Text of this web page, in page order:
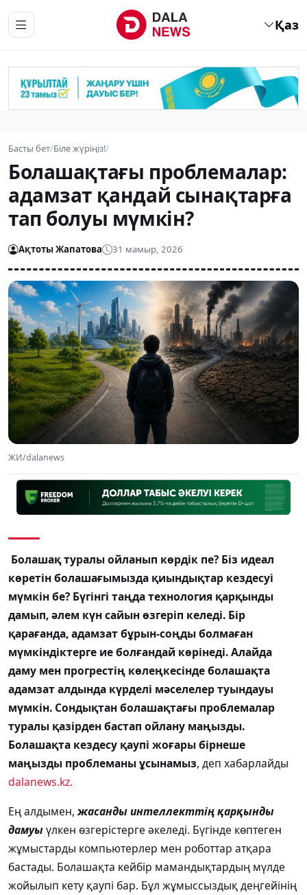
Қаз
Басты бет/Біле жүріңіз!/
Болашақтағы проблемалар:
адамзат қандай сынақтарға
тап болуы мүмкін?
Ақтоты Жапатова 31 мамыр, 2026
ЖИ/dalanews
Болашақ туралы ойланып көрдік пе? Біз идеал
көретін болашағымызда қиындықтар кездесуі
мүмкін бе? Бүгінгі таңда технология қарқынды
дамып, әлем күн сайын өзгеріп келеді. Бір
қарағанда, адамзат бұрын-соңды болмаған
мүмкіндіктерге ие болғандай көрінеді. Алайда
даму мен прогрестің көлеңкесінде болашақта
адамзат алдында күрделі мәселелер туындауы
мүмкін. Сондықтан болашақтағы проблемалар
туралы қазірден бастап ойлану маңызды.
Болашақта кездесу қаупі жоғары бірнеше
маңызды проблеманы ұсынамыз, деп хабарлайды
dalanews.kz.
Ең алдымен, жасанды интеллекттің қарқынды
дамуыүлкен өзгерістерге әкеледі. Бүгінде көптеген
жұмыстарды компьютерлер мен роботтар атқара
бастады. Болашақта кейбір мамандықтардың мүлде
жойылып кету қаупі бар. Бұл жұмыссыздық деңгейінің